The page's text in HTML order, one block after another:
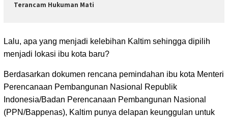
Terancam Hukuman Mati
Lalu, apa yang menjadi kelebihan Kaltim sehingga dipilih
menjadi lokasi ibu kota baru?
Berdasarkan dokumen rencana pemindahan ibu kota Menteri
Perencanaan Pembangunan Nasional Republik
Indonesia/Badan Perencanaan Pembangunan Nasional
(PPN/Bappenas), Kaltim punya delapan keunggulan untuk